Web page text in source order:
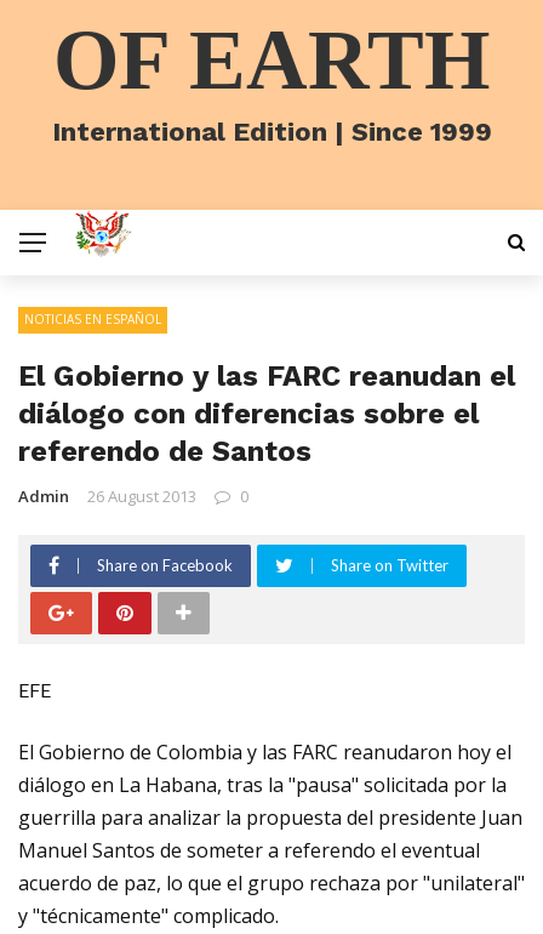
OF EARTH
International Edition | Since 1999
NOTICIAS EN ESPAÑOL
El Gobierno y las FARC reanudan el
diálogo con diferencias sobre el
referendo de Santos
Admin 26 August 2013 0
Share on Facebook Share on Twitter
EFE
El Gobierno de Colombia y las FARC reanudaron hoy el
diálogo en La Habana, tras la "pausa" solicitada por la
guerrilla para analizar la propuesta del presidente Juan
Manuel Santos de someter a referendo el eventual
acuerdo de paz, lo que el grupo rechaza por "unilateral"
y "técnicamente" complicado.